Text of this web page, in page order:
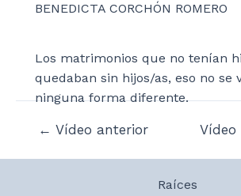
BENEDICTA CORCHÓN ROMERO
Los matrimonios que no tenían
quedaban sin hijos/as, eso no se
ninguna forma diferente.
Navegación
← Vídeo anterior Vídeo
Raíces